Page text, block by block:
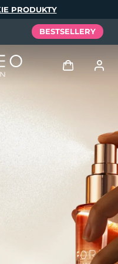
PRODUKTY
BESTSELLERY
Profil użytkownika
Moje urządzenia
Moje zamówienia
Moje adresy
Moje subskrypcje